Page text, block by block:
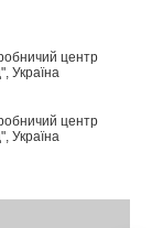
центр
Україна
центр
Україна